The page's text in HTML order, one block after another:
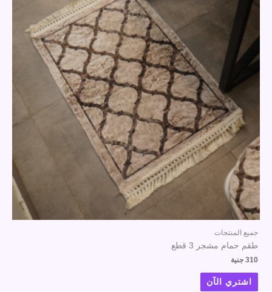
جميع المنتجات
طقم حمام مشجر 3 قطع
310 جنية
اشتري الآن